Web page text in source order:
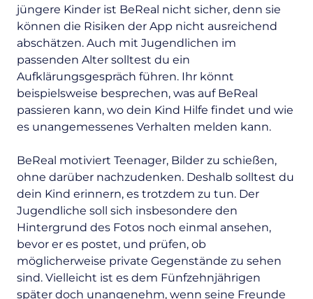
jüngere Kinder ist BeReal nicht sicher, denn sie
können die Risiken der App nicht ausreichend
abschätzen. Auch mit Jugendlichen im
passenden Alter solltest du ein
Aufklärungsgespräch führen. Ihr könnt
beispielsweise besprechen, was auf BeReal
passieren kann, wo dein Kind Hilfe findet und wie
es unangemessenes Verhalten melden kann.
BeReal motiviert Teenager, Bilder zu schießen,
ohne darüber nachzudenken. Deshalb solltest du
dein Kind erinnern, es trotzdem zu tun. Der
Jugendliche soll sich insbesondere den
Hintergrund des Fotos noch einmal ansehen,
bevor er es postet, und prüfen, ob
möglicherweise private Gegenstände zu sehen
sind. Vielleicht ist es dem Fünfzehnjährigen
später doch unangenehm, wenn seine Freunde